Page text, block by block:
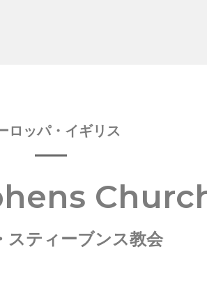
ロッパ・イギリス
スティーブンス教会